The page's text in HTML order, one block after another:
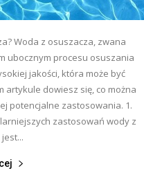
Woda z osuszacza, zwana
ubocznym procesu osuszania
jakości, która może być
artykule dowiesz się, co można
potencjalne zastosowania. 1.
zastosowań wody z